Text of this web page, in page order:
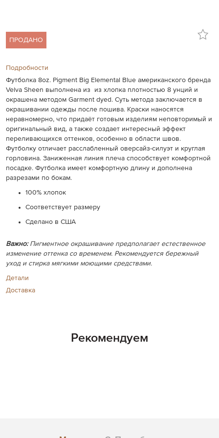
ПРОДАНО
Подробности
Футболка 8oz. Pigment Big Elemental Blue американского бренда
Velva Sheen выполнена из из хлопка плотностью 8 унций и
окрашена методом Garment dyed. Суть метода заключается в
окрашивании одежды после пошива. Краски наносятся
неравномерно, что придаёт готовым изделиям неповторимый и
оригинальный вид, а также создает интересный эффект
переливающихся оттенков, особенно в области швов.
Футболку отличает расслабленный оверсайз-силуэт и круглая
горловина. Заниженная линия плеча способствует комфортной
посадке. Футболка имеет комфортную длину и дополнена
разрезами по бокам.
100% хлопок
Соответствует размеру
Сделано в США
Важно:Пигментное окрашивание предполагает естественное
изменение оттенка со временем. Рекомендуется бережный
уход и стирка мягкими моющими средствами.
Детали
Доставка
Рекомендуем